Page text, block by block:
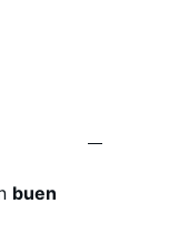
buen